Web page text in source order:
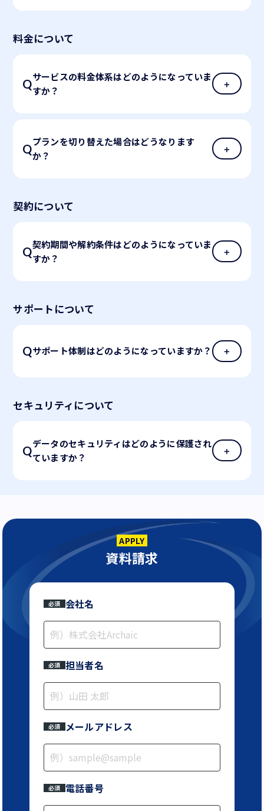
料金について
サービスの料金体系はどのようになっていま
すか？
プランを切り替えた場合はどうなります
か？
契約について
契約期間や解約条件はどのようになっていま
すか？
サポートについて
サポート体制はどのようになっていますか？
セキュリティについて
データのセキュリティはどのように保護され
ていますか？
APPLY
資料請求
必須 会社名
必須 担当者名
必須 メールアドレス
必須 電話番号